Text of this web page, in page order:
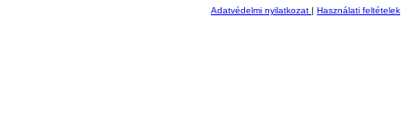
Adatvédelmi nyilatkozat | Használati feltételek